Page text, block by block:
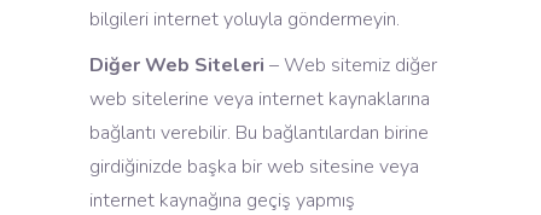
bilgileri internet yoluyla göndermeyin.
Diğer Web Siteleri – Web sitemiz diğer
web sitelerine veya internet kaynaklarına
bağlantı verebilir. Bu bağlantılardan birine
girdiğinizde başka bir web sitesine veya
internet kaynağına geçiş yapmış